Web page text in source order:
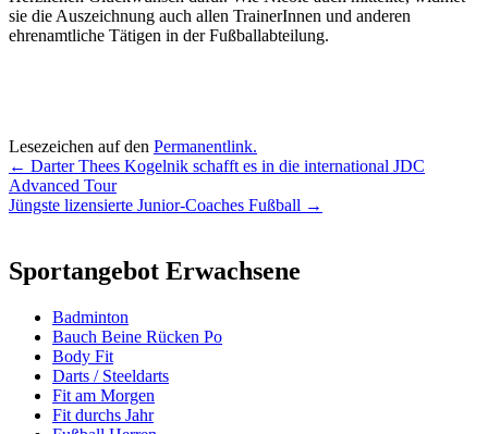
sie die Auszeichnung auch allen TrainerInnen und anderen
ehrenamtliche Tätigen in der Fußballabteilung.
Lesezeichen auf den Permanentlink.
Beitragsnavigation
← Darter Thees Kogelnik schafft es in die international JDC
Advanced Tour
Jüngste lizensierte Junior-Coaches Fußball →
Sportangebot Erwachsene
Badminton
Bauch Beine Rücken Po
Body Fit
Darts / Steeldarts
Fit am Morgen
Fit durchs Jahr